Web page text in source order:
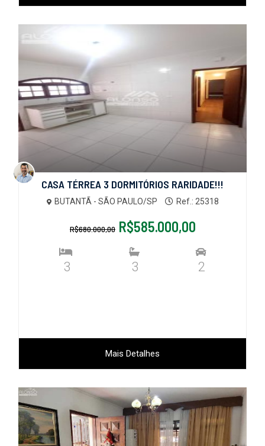
CASA TÉRREA 3 DORMITÓRIOS RARIDADE!!!
BUTANTÃ - SÃO PAULO/SP Ref.: 25318
R$680.000,00R$585.000,00
3 3 2
Mais Detalhes